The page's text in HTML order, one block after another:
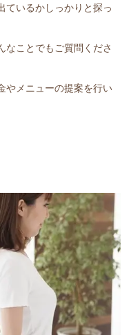
ているかしっかりと探っ
なことでもご質問くださ
やメニューの提案を行い